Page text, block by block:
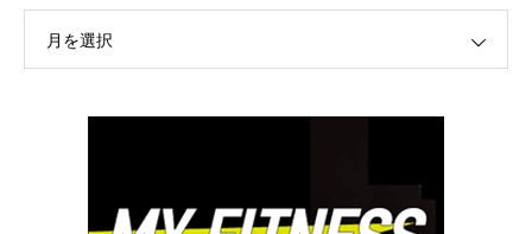
月を選択